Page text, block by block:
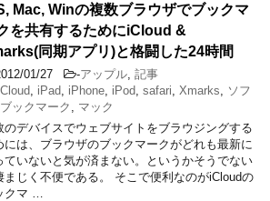
Mac, Winの複数ブラウザでブックマ
を共有するためにiCloud &
同期アプリ)と格闘した24時間
01/27 -アップル 記事
iPad iPhone iPod safari Xmarks
ソフ
ブックマーク
マック
のデバイスでウェブサイトをブラウジングする
には、ブラウザのブックマークがどれも最新に
ていないと気が済まない。というかそうでない
まじく不便である。 そこで便利なのがiCloudの
クマ …